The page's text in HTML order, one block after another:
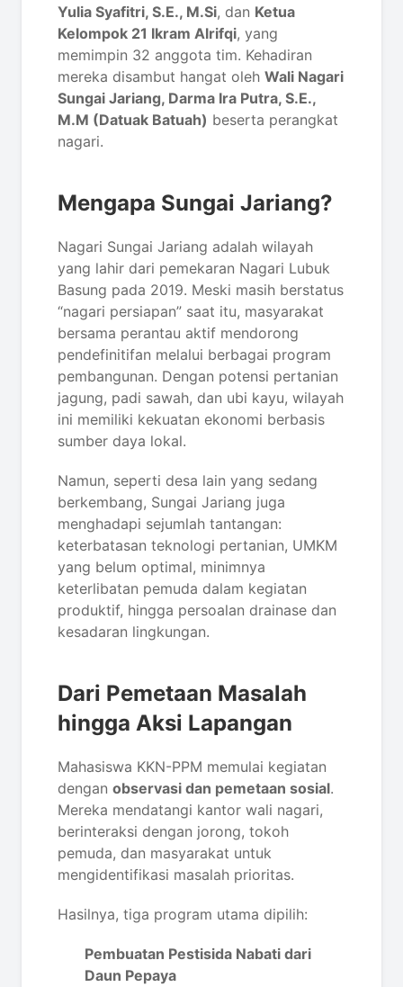
Yulia Syafitri, S.E., M.Si, dan Ketua
Kelompok 21 Ikram Alrifqi, yang
memimpin 32 anggota tim. Kehadiran
mereka disambut hangat oleh Wali Nagari
Sungai Jariang, Darma Ira Putra, S.E.,
M.M (Datuak Batuah) beserta perangkat
nagari.
Mengapa Sungai Jariang?
Nagari Sungai Jariang adalah wilayah
yang lahir dari pemekaran Nagari Lubuk
Basung pada 2019. Meski masih berstatus
“nagari persiapan” saat itu, masyarakat
bersama perantau aktif mendorong
pendefinitifan melalui berbagai program
pembangunan. Dengan potensi pertanian
jagung, padi sawah, dan ubi kayu, wilayah
ini memiliki kekuatan ekonomi berbasis
sumber daya lokal.
Namun, seperti desa lain yang sedang
berkembang, Sungai Jariang juga
menghadapi sejumlah tantangan:
keterbatasan teknologi pertanian, UMKM
yang belum optimal, minimnya
keterlibatan pemuda dalam kegiatan
produktif, hingga persoalan drainase dan
kesadaran lingkungan.
Dari Pemetaan Masalah
hingga Aksi Lapangan
Mahasiswa KKN-PPM memulai kegiatan
dengan observasi dan pemetaan sosial.
Mereka mendatangi kantor wali nagari,
berinteraksi dengan jorong, tokoh
pemuda, dan masyarakat untuk
mengidentifikasi masalah prioritas.
Hasilnya, tiga program utama dipilih:
Pembuatan Pestisida Nabati dari
Daun Pepaya